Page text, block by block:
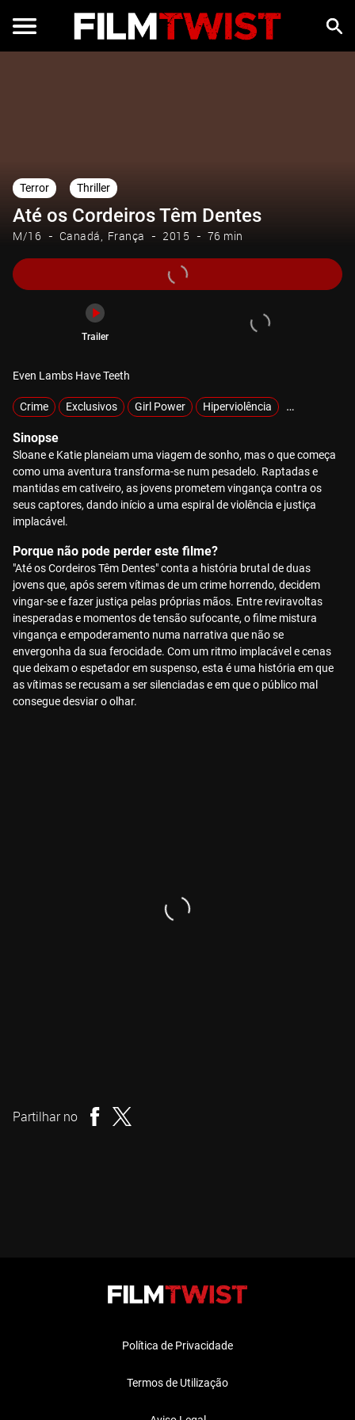
Terror Thriller
Até os Cordeiros Têm Dentes
M/16 Canadá França 2015 76 min
Trailer
Even Lambs Have Teeth
Crime Exclusivos Girl Power Hiperviolência Raptados
Sinopse
Sloane e Katie planeiam uma viagem de sonho, mas o que começa
como uma aventura transforma-se num pesadelo. Raptadas e
mantidas em cativeiro, as jovens prometem vingança contra os
seus captores, dando início a uma espiral de violência e justiça
implacável.
Porque não pode perder este filme?
"Até os Cordeiros Têm Dentes" conta a história brutal de duas
jovens que, após serem vítimas de um crime horrendo, decidem
vingar-se e fazer justiça pelas próprias mãos. Entre reviravoltas
inesperadas e momentos de tensão sufocante, o filme mistura
vingança e empoderamento numa narrativa que não se
envergonha da sua ferocidade. Com um ritmo implacável e cenas
que deixam o espetador em suspenso, esta é uma história em que
as vítimas se recusam a ser silenciadas e em que o público mal
consegue desviar o olhar.
Partilhar no
Política de Privacidade
Termos de Utilização